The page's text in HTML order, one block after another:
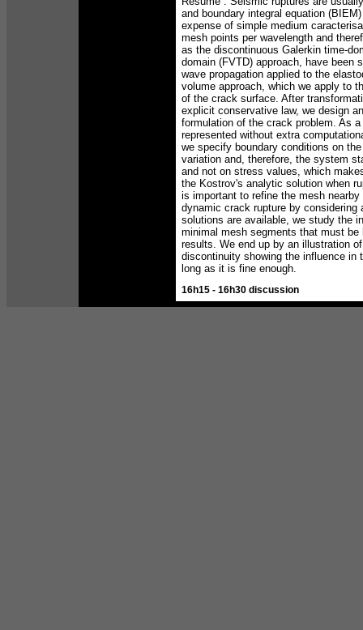
and boundary integral equation
expense of simple medium
mesh points per wavelength and
as the discontinuous Galerkin time-
domain (FVTD) approach, have been
wave propagation applied to the
volume approach, which we apply to
of the crack surface. After
explicit conservative law, we design
formulation of the crack problem. As
represented without extra
we specify boundary conditions on
variation and, therefore, the system
and not on stress values, which
the Kostrov's analytic solution when
is important to refine the mesh
dynamic crack rupture by considering
solutions are available, we study the
minimal mesh segments that must
results. We end up by an illustration
discontinuity showing the influence in
long as it is fine enough.
16h15 - 16h30 discussion